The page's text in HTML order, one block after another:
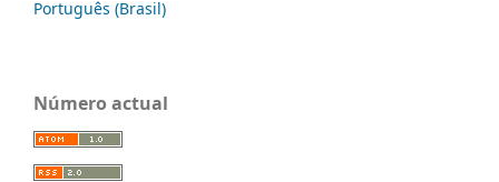
Português (Brasil)
Número actual